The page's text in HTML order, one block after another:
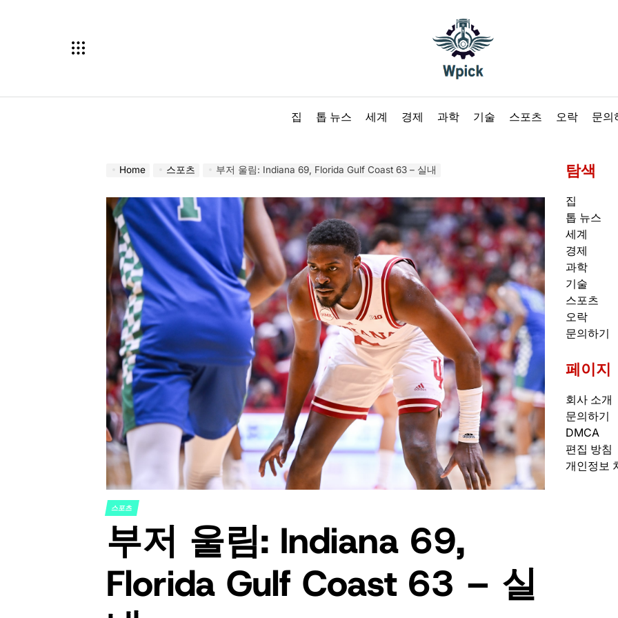
집
톱 뉴스 세계 경제 과학 기술 스포츠 오락 문의
Home 스포츠 부저 울림: Indiana 69, Florida Gulf Coast 63 – 실내
POSTED
IN
스포츠
부저 울림: Indiana 69,
Florida Gulf Coast 63 – 실
탐색
집
톱 뉴스
세계
경제
과학
기술
스포츠
오락
문의하기
페이지
회사 소개
문의하기
DMCA
편집 방침
개인정보